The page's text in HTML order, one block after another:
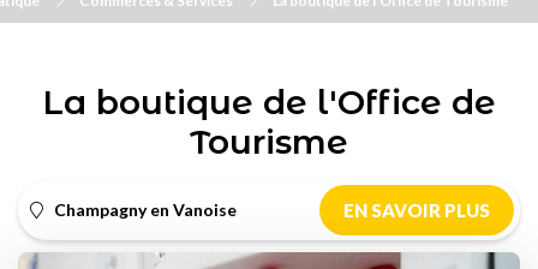
La boutique de l'Office de
Tourisme
Champagny en Vanoise EN SAVOIR PLUS